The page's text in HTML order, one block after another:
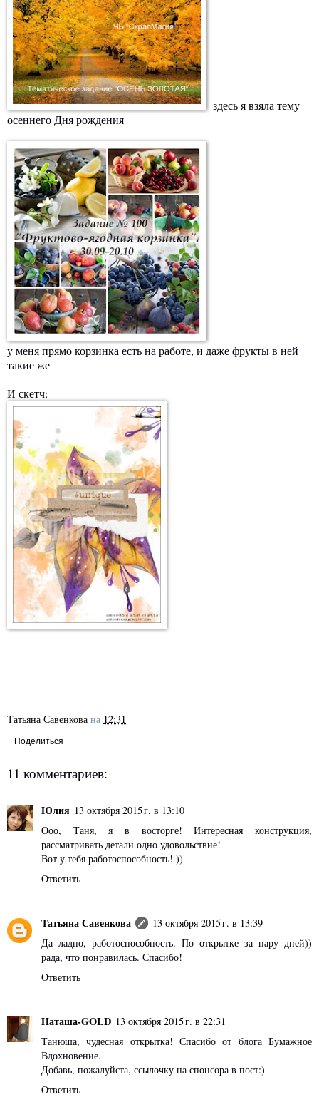
здесь я взяла тему
осеннего Дня рождения
у меня прямо корзинка есть на работе, и даже фрукты в ней
такие же
И скетч:
Татьяна Савенкова на 12:31
Поделиться
11 комментариев:
Юлия 13 октября 2015 г. в 13:10
Ооо, Таня, я в восторге! Интересная конструкция,
рассматривать детали одно удовольствие!
Вот у тебя работоспособность! ))
Ответить
Татьяна Савенкова
13 октября 2015 г. в 13:39
Да ладно, работоспособность. По открытке за пару дней))
рада, что понравилась. Спасибо!
Ответить
Наташа-GOLD 13 октября 2015 г. в 22:31
Танюша, чудесная открытка! Спасибо от блога Бумажное
Вдохновение.
Добавь, пожалуйста, ссылочку на спонсора в пост:)
Ответить